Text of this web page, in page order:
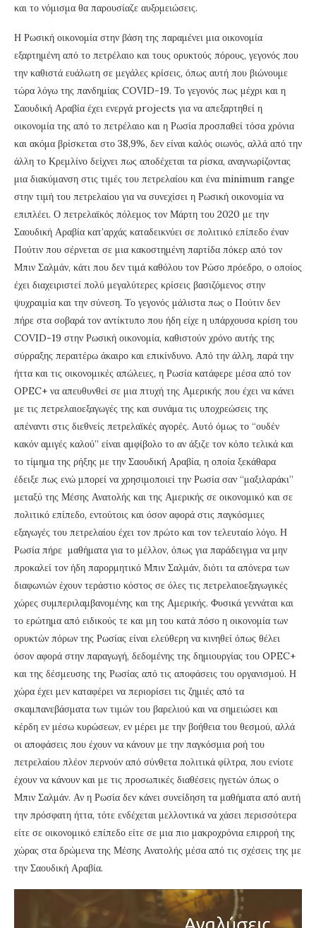
και το νόμισμα θα παρουσίαζε αυξομειώσεις.
Η Ρωσική οικονομία στην βάση της παραμένει μια οικονομία
εξαρτημένη από το πετρέλαιο και τους ορυκτούς πόρους, γεγονός που
την καθιστά ευάλωτη σε μεγάλες κρίσεις, όπως αυτή που βιώνουμε
τώρα λόγω της πανδημίας COVID-19. Το γεγονός πως μέχρι και η
Σαουδική Αραβία έχει ενεργά projects για να απεξαρτηθεί η
οικονομία της από το πετρέλαιο και η Ρωσία προσπαθεί τόσα χρόνια
και ακόμα βρίσκεται στο 38,9%, δεν είναι καλός οιωνός, αλλά από την
άλλη το Κρεμλίνο δείχνει πως αποδέχεται τα ρίσκα, αναγνωρίζοντας
μια διακύμανση στις τιμές του πετρελαίου και ένα minimum range
στην τιμή του πετρελαίου για να συνεχίσει η Ρωσική οικονομία να
επιπλέει. Ο πετρελαϊκός πόλεμος τον Μάρτη του 2020 με την
Σαουδική Αραβία κατ’αρχάς καταδεικνύει σε πολιτικό επίπεδο έναν
Πούτιν που σέρνεται σε μια κακοστημένη παρτίδα πόκερ από τον
Μπιν Σαλμάν, κάτι που δεν τιμά καθόλου τον Ρώσο πρόεδρο, ο οποίος
έχει διαχειριστεί πολύ μεγαλύτερες κρίσεις βασιζόμενος στην
ψυχραιμία και την σύνεση. Το γεγονός μάλιστα πως ο Πούτιν δεν
πήρε στα σοβαρά τον αντίκτυπο που ήδη είχε η υπάρχουσα κρίση του
COVID-19 στην Ρωσική οικονομία, καθιστούν χρόνο αυτής της
σύρραξης περαιτέρω άκαιρο και επικίνδυνο. Από την άλλη, παρά την
ήττα και τις οικονομικές απώλειες, η Ρωσία κατάφερε μέσα από τον
OPEC+ να απευθυνθεί σε μια πτυχή της Αμερικής που έχει να κάνει
με τις πετρελαιοεξαγωγές της και συνάμα τις υποχρεώσεις της
απέναντι στις διεθνείς πετρελαϊκές αγορές. Αυτό όμως το “ουδέν
κακόν αμιγές καλού” είναι αμφίβολο το αν άξιζε τον κόπο τελικά και
το τίμημα της ρήξης με την Σαουδική Αραβία, η οποία ξεκάθαρα
έδειξε πως ενώ μπορεί να χρησιμοποιεί την Ρωσία σαν “μαξιλαράκι”
μεταξύ της Μέσης Ανατολής και της Αμερικής σε οικονομικό και σε
πολιτικό επίπεδο, εντούτοις και όσον αφορά στις παγκόσμιες
εξαγωγές του πετρελαίου έχει τον πρώτο και τον τελευταίο λόγο. Η
Ρωσία πήρε μαθήματα για το μέλλον, όπως για παράδειγμα να μην
προκαλεί τον ήδη παρορμητικό Μπιν Σαλμάν, διότι τα απόνερα των
διαφωνιών έχουν τεράστιο κόστος σε όλες τις πετρελαιοεξαγωγικές
χώρες συμπεριλαμβανομένης και της Αμερικής. Φυσικά γεννάται και
το ερώτημα από ειδικούς τε και μη του κατά πόσο η οικονομία των
ορυκτών πόρων της Ρωσίας είναι ελεύθερη να κινηθεί όπως θέλει
όσον αφορά στην παραγωγή, δεδομένης της δημιουργίας του OPEC+
και της δέσμευσης της Ρωσίας από τις αποφάσεις του οργανισμού. Η
χώρα έχει μεν καταφέρει να περιορίσει τις ζημιές από τα
σκαμπανεβάσματα των τιμών του βαρελιού και να σημειώσει και
κέρδη εν μέσω κυρώσεων, εν μέρει με την βοήθεια του θεσμού, αλλά
οι αποφάσεις που έχουν να κάνουν με την παγκόσμια ροή του
πετρελαίου πλέον περνούν από σύνθετα πολιτικά φίλτρα, που ενίοτε
έχουν να κάνουν και με τις προσωπικές διαθέσεις ηγετών όπως ο
Μπιν Σαλμάν. Αν η Ρωσία δεν κάνει συνείδηση τα μαθήματα από αυτή
την πρόσφατη ήττα, τότε ενδέχεται μελλοντικά να χάσει περισσότερα
είτε σε οικονομικό επίπεδο είτε σε μια πιο μακροχρόνια επιρροή της
χώρας στα δρώμενα της Μέσης Ανατολής μέσα από τις σχέσεις της με
την Σαουδική Αραβία.